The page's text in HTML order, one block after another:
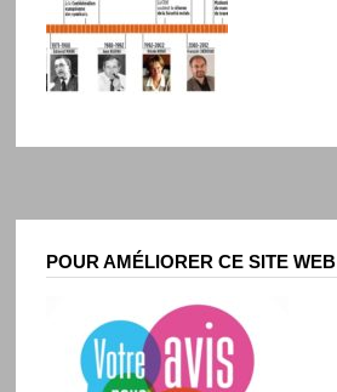
POUR AMÉLIORER CE SITE WEB